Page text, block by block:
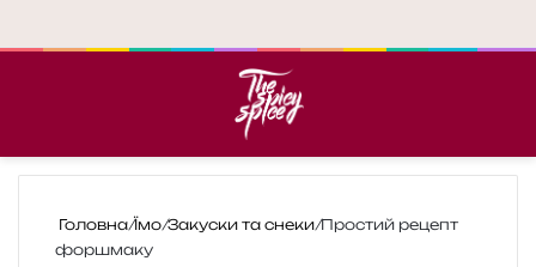
Головна/Їмо/Закуски та снеки/Простий рецепт
форшмаку